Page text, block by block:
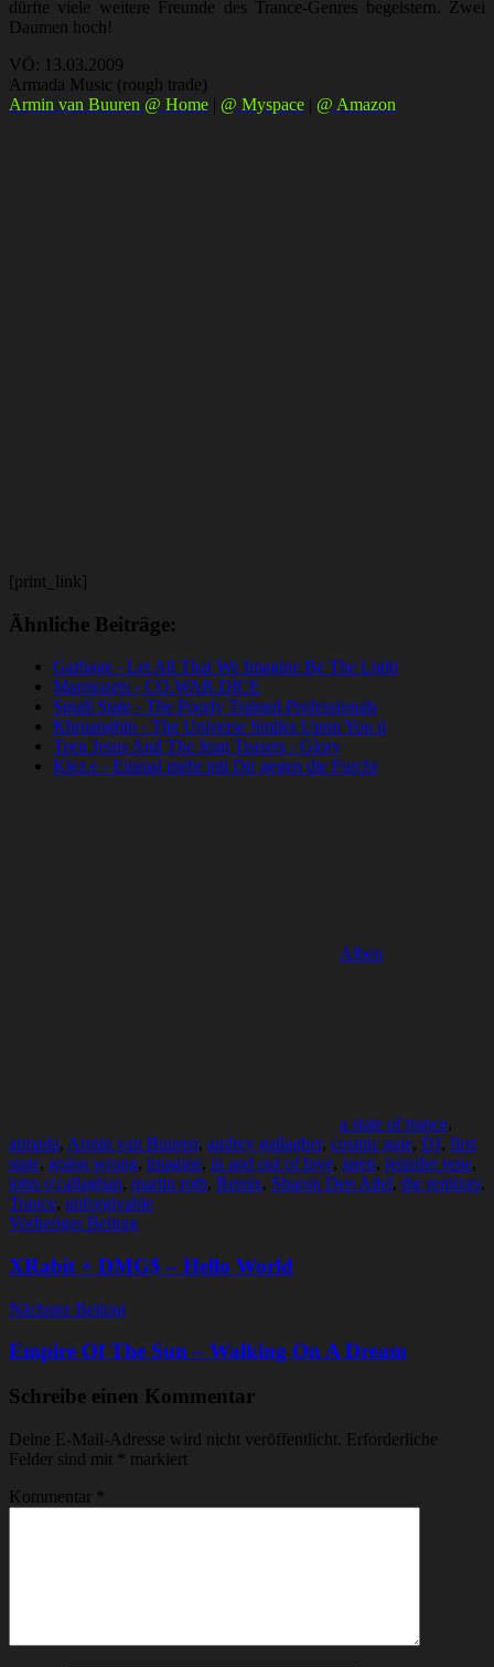
dürfte viele weitere Freunde des Trance-Genres begeistern. Zwei
Daumen hoch!
VÖ: 13.03.2009
Armada Music (rough trade)
Armin van Buuren @ Home | @ Myspace | @ Amazon
[print_link]
Ähnliche Beiträge:
Garbage - Let All That We Imagine Be The Light
Marmozets - CO.WAR.DICE
Small State - The Poorly Trained Professionals
Khruangbin - The Universe Smiles Upon You ii
Teen Jesus And The Jean Teasers - Glory
Klez.e - Einmal mehr mit Dir gegen die Furcht
Alben
a state of trance,
armada, Armin van Buuren, audrey gallagher, cosmic gate, DJ, first
state, going wrong, imagine, in and out of love, jaren, jennifer rene,
john o'callaghan, martin roth, Remix, Sharon Den Adel, the remixes,
Trance, unforgivable
Beitragsnavigation
Vorheriger Beitrag
XRabit + DMG$ – Hello World
Nächster Beitrag
Empire Of The Sun – Walking On A Dream
Schreibe einen Kommentar
Deine E-Mail-Adresse wird nicht veröffentlicht. Erforderliche
Felder sind mit * markiert
Kommentar *